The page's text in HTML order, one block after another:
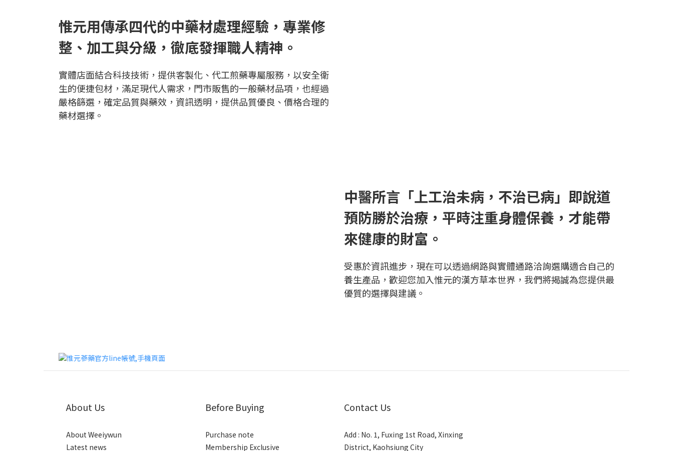
惟元用傳承四代的中藥材處理經驗，專業修
整、加工與分級，徹底發揮職人精神。
實體店面結合科技技術，提供客製化、代工煎藥專屬服務，以安全衛
生的便捷包材，滿足現代人需求，門市販售的一般藥材品項，也經過
嚴格篩選，確定品質與藥效，資訊透明，提供品質優良、價格合理的
藥材選擇。
中醫所言「上工治未病，不治已病」即說道
預防勝於治療，平時注重身體保養，才能帶
來健康的財富。
受惠於資訊進步，現在可以透過網路與實體通路洽詢選購適合自己的
養生產品，歡迎您加入惟元的漢方草本世界，我們將揭誠為您提供最
優質的選擇與建議。
About Us
About Weeiywun
Latest news
Before Buying
Purchase note
Membership Exclusive
Contact Us
Add : No. 1, Fuxing 1st Road, Xinxing
District, Kaohsiung City